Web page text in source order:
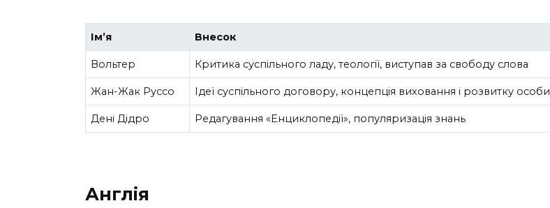
Ім’я Внесок
Вольтер Критика суспільного ладу, теології, виступав за свободу слова
Жан-Жак Руссо Ідеї суспільного договору, концепція виховання і розвитку особи
Дені Дідро Редагування «Енциклопедії», популяризація знань
Англія